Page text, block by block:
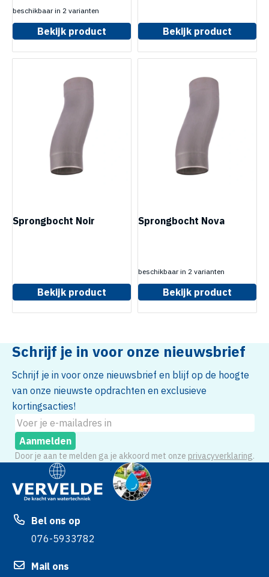
beschikbaar in 2 varianten
Bekijk product Bekijk product
Sprongbocht Noir
Bekijk product
Sprongbocht Nova
beschikbaar in 2 varianten
Bekijk product
Schrijf je in voor onze nieuwsbrief
Schrijf je in voor onze nieuwsbrief en blijf op de hoogte
van onze nieuwste opdrachten en exclusieve
kortingsacties!
Aanmelden
Door je aan te melden ga je akkoord met onze privacyverklaring.
Bel ons op
076-5933782
Mail ons